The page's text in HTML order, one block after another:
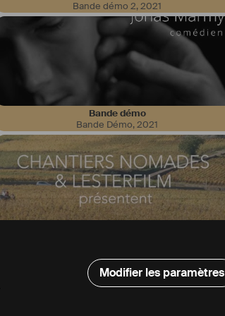
Modifier les paramètres
Bande démo 2,2021
Bande démo
Bande Démo,2021